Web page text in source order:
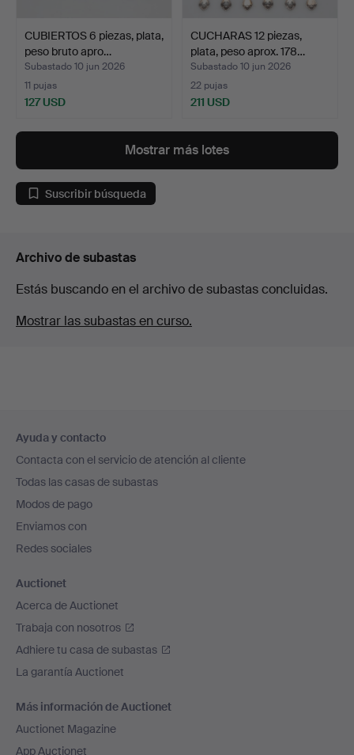
CUBIERTOS 6 piezas, plata,
peso bruto apro…
Subastado 10 jun 2026
11 pujas
127 USD
CUCHARAS 12 piezas,
plata, peso aprox. 178…
Subastado 10 jun 2026
22 pujas
211 USD
Mostrar más lotes
Suscribir búsqueda
Archivo de subastas
Estás buscando en el archivo de subastas concluidas.
Mostrar las subastas en curso.
en
el
pie
de
página
Ayuda y contacto
Contacta con el servicio de atención al cliente
Todas las casas de subastas
Modos de pago
Enviamos con
Redes sociales
Auctionet
Acerca de Auctionet
Trabaja con nosotros
Adhiere tu casa de subastas
La garantía Auctionet
Más información de Auctionet
Auctionet Magazine
App Auctionet